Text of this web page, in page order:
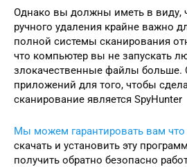
Однако вы должны иметь в виду,
ручного удаления крайне важно
полной системы сканирования
что компьютер вы не запускать
злокачественные файлы больше.
приложений для того, чтобы
сканирование является SpyHunter
Мы можем гарантировать вам что
скачать и установить эту
получить обратно безопасно